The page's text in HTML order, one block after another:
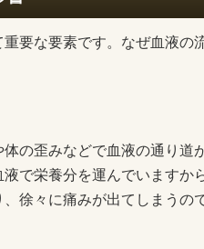
要な要素です。なぜ血液の
の歪みなどで血液の通り道
で栄養分を運んでいますか
徐々に痛みが出てしまうの